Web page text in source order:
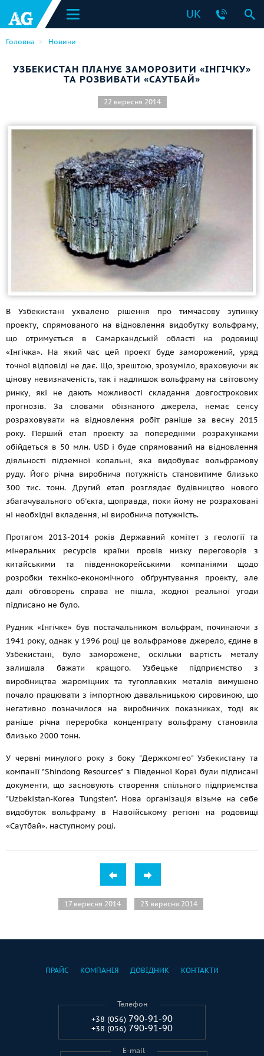
UK
Головна Новини
УЗБЕКИСТАН ПЛАНУЄ ЗАМОРОЗИТИ «ІНГІЧКУ»
ТА РОЗВИВАТИ «САУТБАЙ»
22 вересня 2014
В Узбекистані ухвалено рішення про тимчасову зупинку
проекту, спрямованого на відновлення видобутку вольфраму,
що отримується в Самаркандській області на родовищі
«Інгічка». На який час цей проект буде заморожений, уряд
точної відповіді не дає. Що, зрештою, зрозуміло, враховуючи як
цінову невизначеність, так і надлишок вольфраму на світовому
ринку, які не дають можливості складання довгострокових
прогнозів. За словами обізнаного джерела, немає сенсу
розраховувати на відновлення робіт раніше за весну 2015
року. Перший етап проекту за попередніми розрахунками
обійдеться в 50 млн. USD і буде спрямований на відновлення
діяльності підземної копальні, яка видобуває вольфрамову
руду. Його річна виробнича потужність становитиме близько
300 тис. тонн. Другий етап розглядає будівництво нового
збагачувального об'єкта, щоправда, поки йому не розраховані
ні необхідні вкладення, ні виробнича потужність.
Протягом 2013-2014 років Державний комітет з геології та
мінеральних ресурсів країни провів низку переговорів з
китайськими та південнокорейськими компаніями щодо
розробки техніко-економічного обґрунтування проекту, але
далі обговорень справа не пішла, жодної реальної угоди
підписано не було.
Рудник «Інгічке» був постачальником вольфрам, починаючи з
1941 року, однак у 1996 році це вольфрамове джерело, єдине в
Узбекистані, було заморожене, оскільки вартість металу
залишала бажати кращого. Узбецьке підприємство з
виробництва жароміцних та тугоплавких металів вимушено
почало працювати з імпортною давальницькою сировиною, що
негативно позначилося на виробничих показниках, тоді як
раніше річна переробка концентрату вольфраму становила
близько 2000 тонн.
У червні минулого року з боку "Держкомгео" Узбекистану та
компанії "Shindong Resources" з Південної Кореї були підписані
документи, що засновують створення спільного підприємства
"Uzbekistan-Korea Tungsten". Нова організація візьме на себе
видобуток вольфраму в Навоїйському регіоні на родовищі
«Саутбай». наступному році.
17 вересня 2014 23 вересня 2014
ПРАЙС КОМПАНІЯ ДОВІДНИК КОНТАКТИ
Телефон
+38 (056) 790-91-90
+38 (056) 790-91-90
E-mail